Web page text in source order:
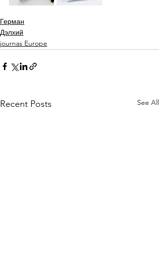
Герман
Дэлхий
journas Europe
Recent Posts See All